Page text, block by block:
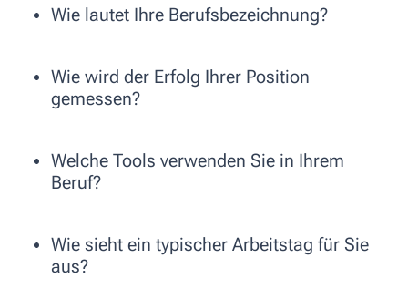
Wie lautet Ihre Berufsbezeichnung?
Wie wird der Erfolg Ihrer Position
gemessen?
Welche Tools verwenden Sie in Ihrem
Beruf?
Wie sieht ein typischer Arbeitstag für Sie
aus?